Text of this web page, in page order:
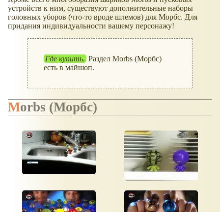
устройств к ним, существуют дополнительные наборы
головных уборов (что-то вроде шлемов) для Морбс. Для
придания индивидуальности вашему персонажу!
Где купить. Раздел Morbs (Морбс)
есть в майшоп.
Morbs (Морбс)